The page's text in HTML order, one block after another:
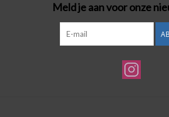
Meld je aan voor onze